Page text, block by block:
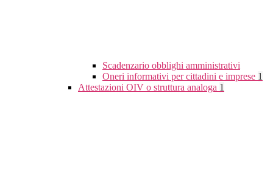
Scadenzario obblighi amministrativi
Oneri informativi per cittadini e imprese 1
Attestazioni OIV o struttura analoga 1